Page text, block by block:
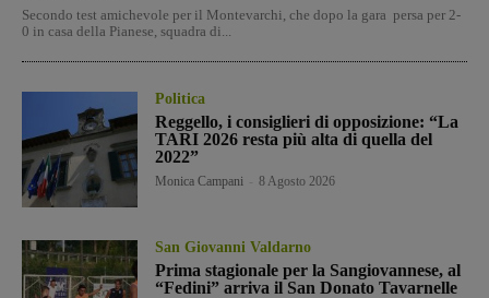
Secondo test amichevole per il Montevarchi, che dopo la gara persa per 2-
0 in casa della Pianese, squadra di...
Politica
Reggello, i consiglieri di opposizione: “La
TARI 2026 resta più alta di quella del
2022”
Monica Campani 8 Agosto 2026
San Giovanni Valdarno
Prima stagionale per la Sangiovannese, al
“Fedini” arriva il San Donato Tavarnelle